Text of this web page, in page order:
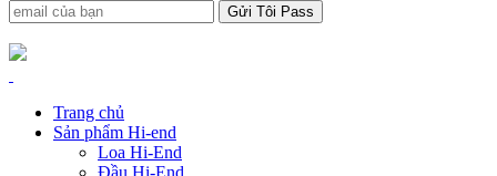
Trang chủ
Sản phẩm Hi-end
Loa Hi-End
Đầu Hi-End